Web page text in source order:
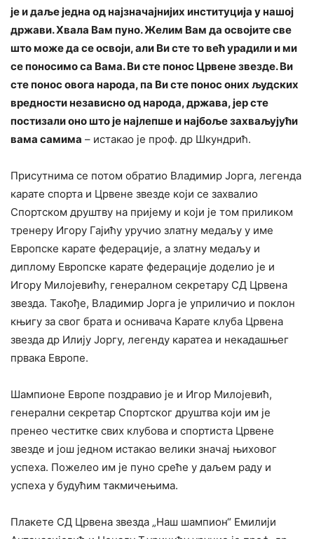
је и даље једна од најзначајнијих институција у нашој
држави. Хвала Вам пуно. Желим Вам да освојите све
што може да се освоји, али Ви сте то већ урадили и ми
се поносимо са Вама. Ви сте понос Црвене звезде. Ви
сте понос овога народа, па Ви сте понос оних људских
вредности независно од народа, држава, јер сте
постизали оно што је најлепше и најбоље захваљујући
вама самима – истакао је проф. др Шкундрић.
Присутнима се потом обратио Владимир Јорга, легенда
карате спорта и Црвене звезде који се захвалио
Спортском друштву на пријему и који је том приликом
тренеру Игору Гајићу уручио златну медаљу у име
Европске карате федерације, а златну медаљу и
диплому Европске карате федерације доделио је и
Игору Милојевићу, генералном секретару СД Црвена
звезда. Такође, Владимир Јорга је уприличио и поклон
књигу за свог брата и оснивача Карате клуба Црвена
звезда др Илију Јоргу, легенду каратеа и некадашњег
првака Европе.
Шампионе Европе поздравио је и Игор Милојевић,
генерални секретар Спортског друштва који им је
пренео честитке свих клубова и спортиста Црвене
звезде и још једном истакао велики значај њиховог
успеха. Пожелео им је пуно среће у даљем раду и
успеха у будућим такмичењима.
Плакете СД Црвена звезда „Наш шампион“ Емилији